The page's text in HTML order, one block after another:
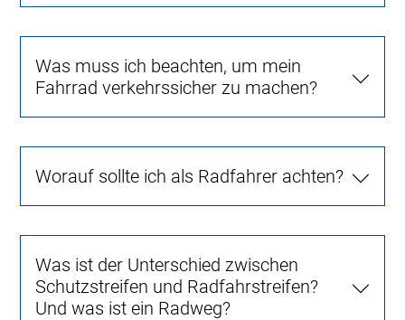
Was muss ich beachten, um mein
Fahrrad verkehrssicher zu machen?
Worauf sollte ich als Radfahrer achten?
Was ist der Unterschied zwischen
Schutzstreifen und Radfahrstreifen?
Und was ist ein Radweg?